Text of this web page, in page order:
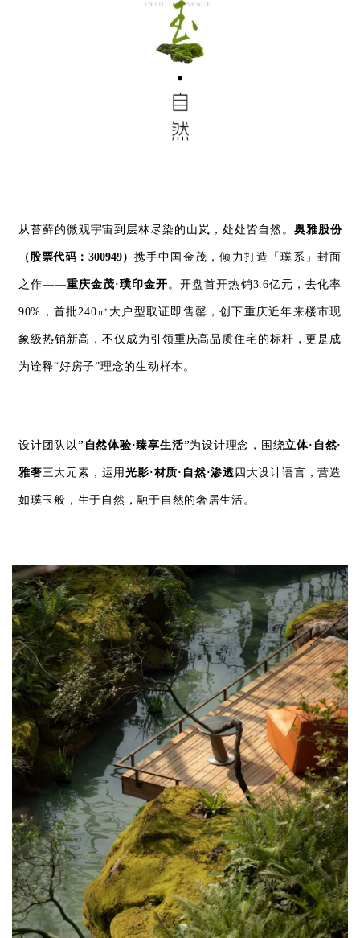
从苔藓的微观宇宙到层林尽染的山岚， 处处皆自然。奥雅股份
（股票代码：300949） 携手中国金茂，倾力打造 「璞系 」封面
之作——重庆金茂·璞印金开。开盘首开热销3.6亿元，去化率
90%，首批240㎡大户型取证即售罄，创下重庆近年来楼市现
象级热销新高，不仅成为引领重庆高品质住宅的标杆，更是成
为诠释“好房子”理念的生动样本。
设计团队 以”自然体验·臻享生活”为设计理念，围绕立体· 自然·
雅奢三大元素，运用光影·材质·自然·渗透 四大设计语言，营造
如璞玉般，生于自然，融于自然的奢居生活。